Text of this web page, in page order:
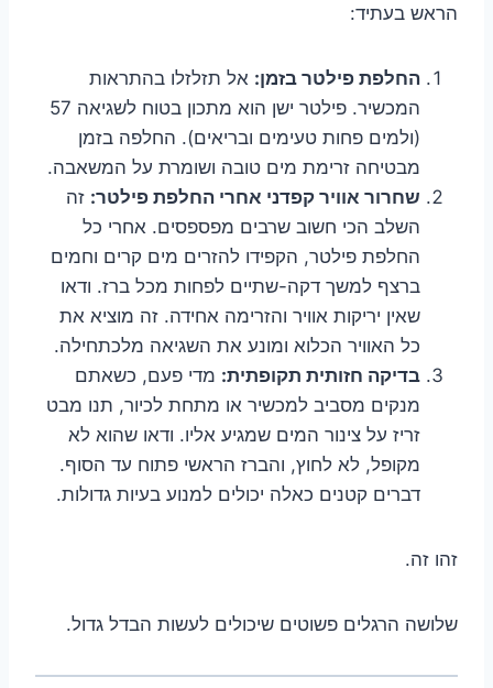
הראש בעתיד:
החלפת פילטר בזמן: אל תזלזלו בהתראות
המכשיר. פילטר ישן הוא מתכון בטוח לשגיאה 57
(ולמים פחות טעימים ובריאים). החלפה בזמן
מבטיחה זרימת מים טובה ושומרת על המשאבה.
שחרור אוויר קפדני אחרי החלפת פילטר: זה
השלב הכי חשוב שרבים מפספסים. אחרי כל
החלפת פילטר, הקפידו להזרים מים קרים וחמים
ברצף למשך דקה-שתיים לפחות מכל ברז. ודאו
שאין יריקות אוויר והזרימה אחידה. זה מוציא את
כל האוויר הכלוא ומונע את השגיאה מלכתחילה.
בדיקה חזותית תקופתית: מדי פעם, כשאתם
מנקים מסביב למכשיר או מתחת לכיור, תנו מבט
זריז על צינור המים שמגיע אליו. ודאו שהוא לא
מקופל, לא לחוץ, והברז הראשי פתוח עד הסוף.
דברים קטנים כאלה יכולים למנוע בעיות גדולות.
זהו זה.
שלושה הרגלים פשוטים שיכולים לעשות הבדל גדול.